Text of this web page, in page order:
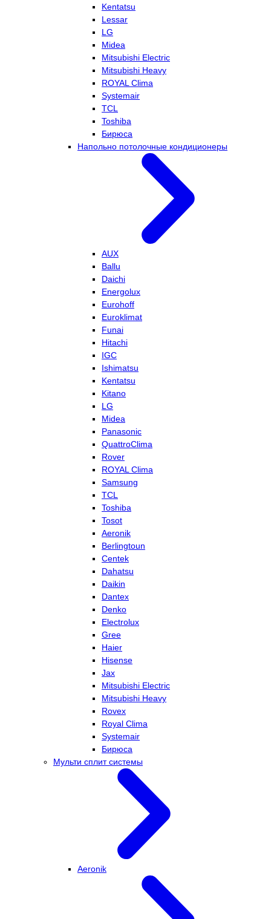
Kentatsu
Lessar
LG
Midea
Mitsubishi Electric
Mitsubishi Heavy
ROYAL Clima
Systemair
TCL
Toshiba
Бирюса
Напольно потолочные кондиционеры
AUX
Ballu
Daichi
Energolux
Eurohoff
Euroklimat
Funai
Hitachi
IGC
Ishimatsu
Kentatsu
Kitano
LG
Midea
Panasonic
QuattroClima
Rover
ROYAL Clima
Samsung
TCL
Toshiba
Tosot
Aeronik
Berlingtoun
Centek
Dahatsu
Daikin
Dantex
Denko
Electrolux
Gree
Haier
Hisense
Jax
Mitsubishi Electric
Mitsubishi Heavy
Rovex
Royal Clima
Systemair
Бирюса
Мульти сплит системы
Aeronik